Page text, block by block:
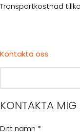
Transportkostnad
Kontakta oss
KONTAKTA
Ditt namn *